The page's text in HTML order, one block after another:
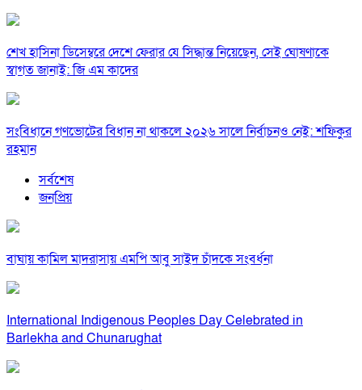
শেখ হাসিনা ডিসেম্বরে দেশে ফেরার যে সিদ্ধান্ত নিয়েছেন, সেই ঘোষণাকে
স্বাগত জানাই: জি এম কাদের
সংবিধানে গণভোটের বিধান না থাকলে ২০২৬ সালে নির্বাচনও নেই: শফিকুর
রহমান
সর্বশেষ
জনপ্রিয়
বাঘায় কামিল মাদরাসায় এমপি আবু সাইদ চাঁদকে সংবর্ধনা
International Indigenous Peoples Day Celebrated in
Barlekha and Chunarughat